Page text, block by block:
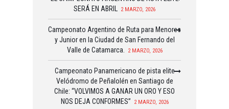
SERÁ EN ABRIL
2 MARZO, 2026
Campeonato Argentino de Ruta para Menores
y Junior en la Ciudad de San Fernando del
Valle de Catamarca.
2 MARZO, 2026
Campeonato Panamericano de pista elite
Velódromo de Peñalolén en Santiago de
Chile: “VOLVIMOS A GANAR UN ORO Y ESO
NOS DEJA CONFORMES”
2 MARZO, 2026